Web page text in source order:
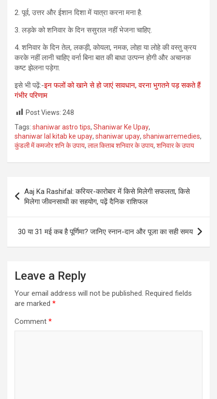
2. पूर्व, उत्तर और ईशान दिशा में यात्रा करना मना है.
3. लड़के को शनिवार के दिन ससुराल नहीं भेजना चाहिए.
4. शनिवार के दिन तेल, लकड़ी, कोयला, नमक, लोहा या लोहे की वस्तु क्रय
करके नहीं लानी चाहिए वर्ना बिना बात की बाधा उत्पन्न होगी और अचानक
कष्ट झेलना पड़ेगा.
इसे भी पढ़ें:-इन फलों को खाने से हो जाएं सावधान, वरना भुगतने पड़ सकते हैं
गंभीर परिणाम
Post Views: 248
Tags: shaniwar astro tips, Shaniwar Ke Upay,
shaniwar lal kitab ke upay, shaniwar upay, shaniwarremedies,
कुंडली में कमजोर शनि के उपाय, लाल किताब शनिवार के उपाय, शनिवार के उपाय
navigation
Aaj Ka Rashifal: करियर-कारोबार में किसे मिलेगी सफलता, किसे
मिलेगा जीवनसाथी का सहयोग, पढ़ें दैनिक राशिफल
30 या 31 मई कब है पूर्णिमा? जानिए स्नान-दान और पूजा का सही समय
Leave a Reply
Your email address will not be published. Required fields
are marked *
Comment *